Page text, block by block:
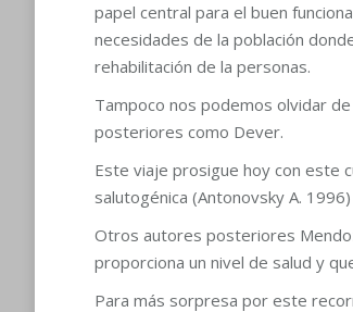
papel central para el buen
necesidades de la población
rehabilitación de la personas.
Tampoco nos podemos olvidar
posteriores como Dever.
Este viaje prosigue hoy con este
salutogénica (Antonovsky A.
Otros autores posteriores
proporciona un nivel de salud y
Para más sorpresa por este